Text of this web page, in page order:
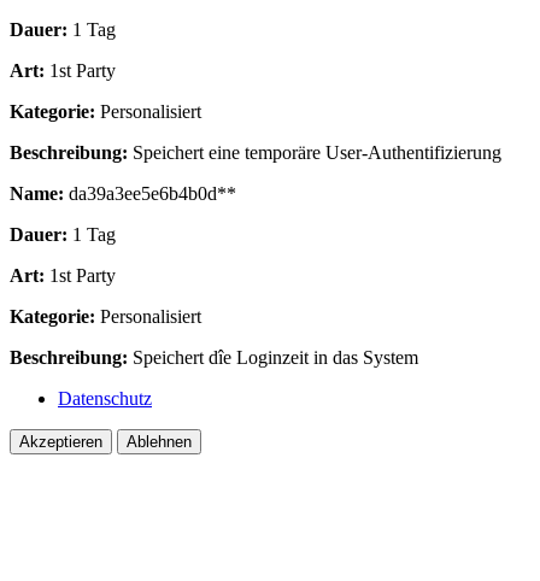
Dauer: 1 Tag
Art: 1st Party
Kategorie: Personalisiert
Beschreibung: Speichert eine temporäre User-Authentifizierung
Name: da39a3ee5e6b4b0d**
Dauer: 1 Tag
Art: 1st Party
Kategorie: Personalisiert
Beschreibung: Speichert dîe Loginzeit in das System
Datenschutz
Akzeptieren Ablehnen